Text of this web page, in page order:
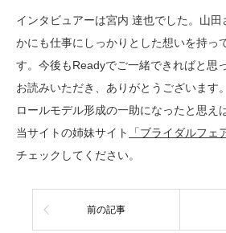
インタビュアーは宮内 達也でした。山
かにも仕事にしっかりとした想いを持っ
す。今後もReadyでご一緒できればと思
お読みいただき、ありがとうございます
ロールモデル形成の一助になったと思え
当サイトの姉妹サイト
「ブライダルフェ
チェックしてください。
前の記事